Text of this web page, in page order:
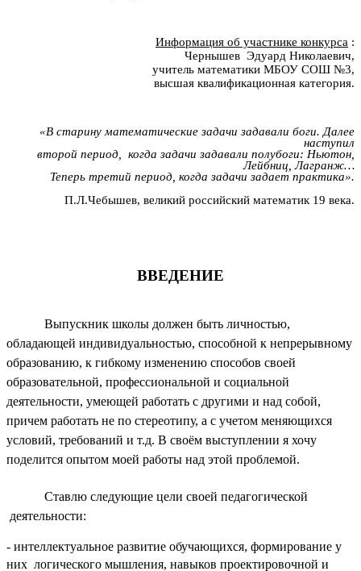
Информация об участнике конкурса :
Чернышев Эдуард Николаевич,
учитель математики МБОУ СОШ №3,
высшая квалификационная категория.
«В старину математические задачи задавали боги. Далее
наступил
второй период, когда задачи задавали полубоги: Ньютон,
Лейбниц, Лагранж…
Теперь третий период, когда задачи задает практика».
П.Л.Чебышев, великий российский математик 19 века.
ВВЕДЕНИЕ
Выпускник школы должен быть личностью,
обладающей индивидуальностью, способной к непрерывному
образованию, к гибкому изменению способов своей
образовательной, профессиональной и социальной
деятельности, умеющей работать с другими и над собой,
причем работать не по стереотипу, а с учетом меняющихся
условий, требований и т.д. В своём выступлении я хочу
поделится опытом моей работы над этой проблемой.
Ставлю следующие цели своей педагогической
деятельности:
- интеллектуальное развитие обучающихся, формирование у
них логического мышления, навыков проектировочной и